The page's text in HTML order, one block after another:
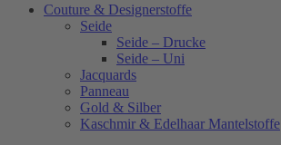
Couture & Designerstoffe
Seide
Seide – Drucke
Seide – Uni
Jacquards
Panneau
Gold & Silber
Kaschmir & Edelhaar Mantelstoffe